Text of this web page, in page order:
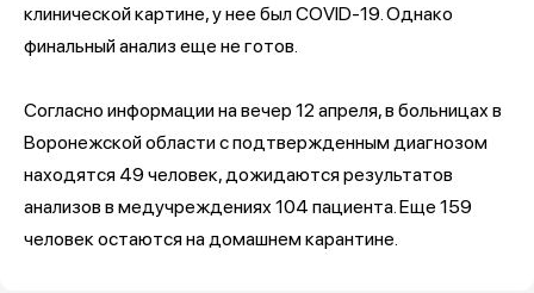
клинической картине, у нее был COVID-19. Однако
финальный анализ еще не готов.
Согласно информации на вечер 12 апреля, в больницах в
Воронежской области с подтвержденным диагнозом
находятся 49 человек, дожидаются результатов
анализов в медучреждениях 104 пациента. Еще 159
человек остаются на домашнем карантине.